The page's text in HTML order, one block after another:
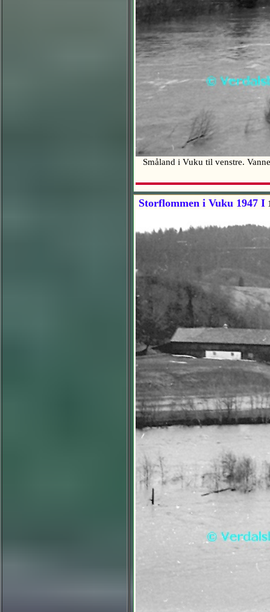
Småland i Vuku til venstre.
Storflommen i Vuku 1947 I